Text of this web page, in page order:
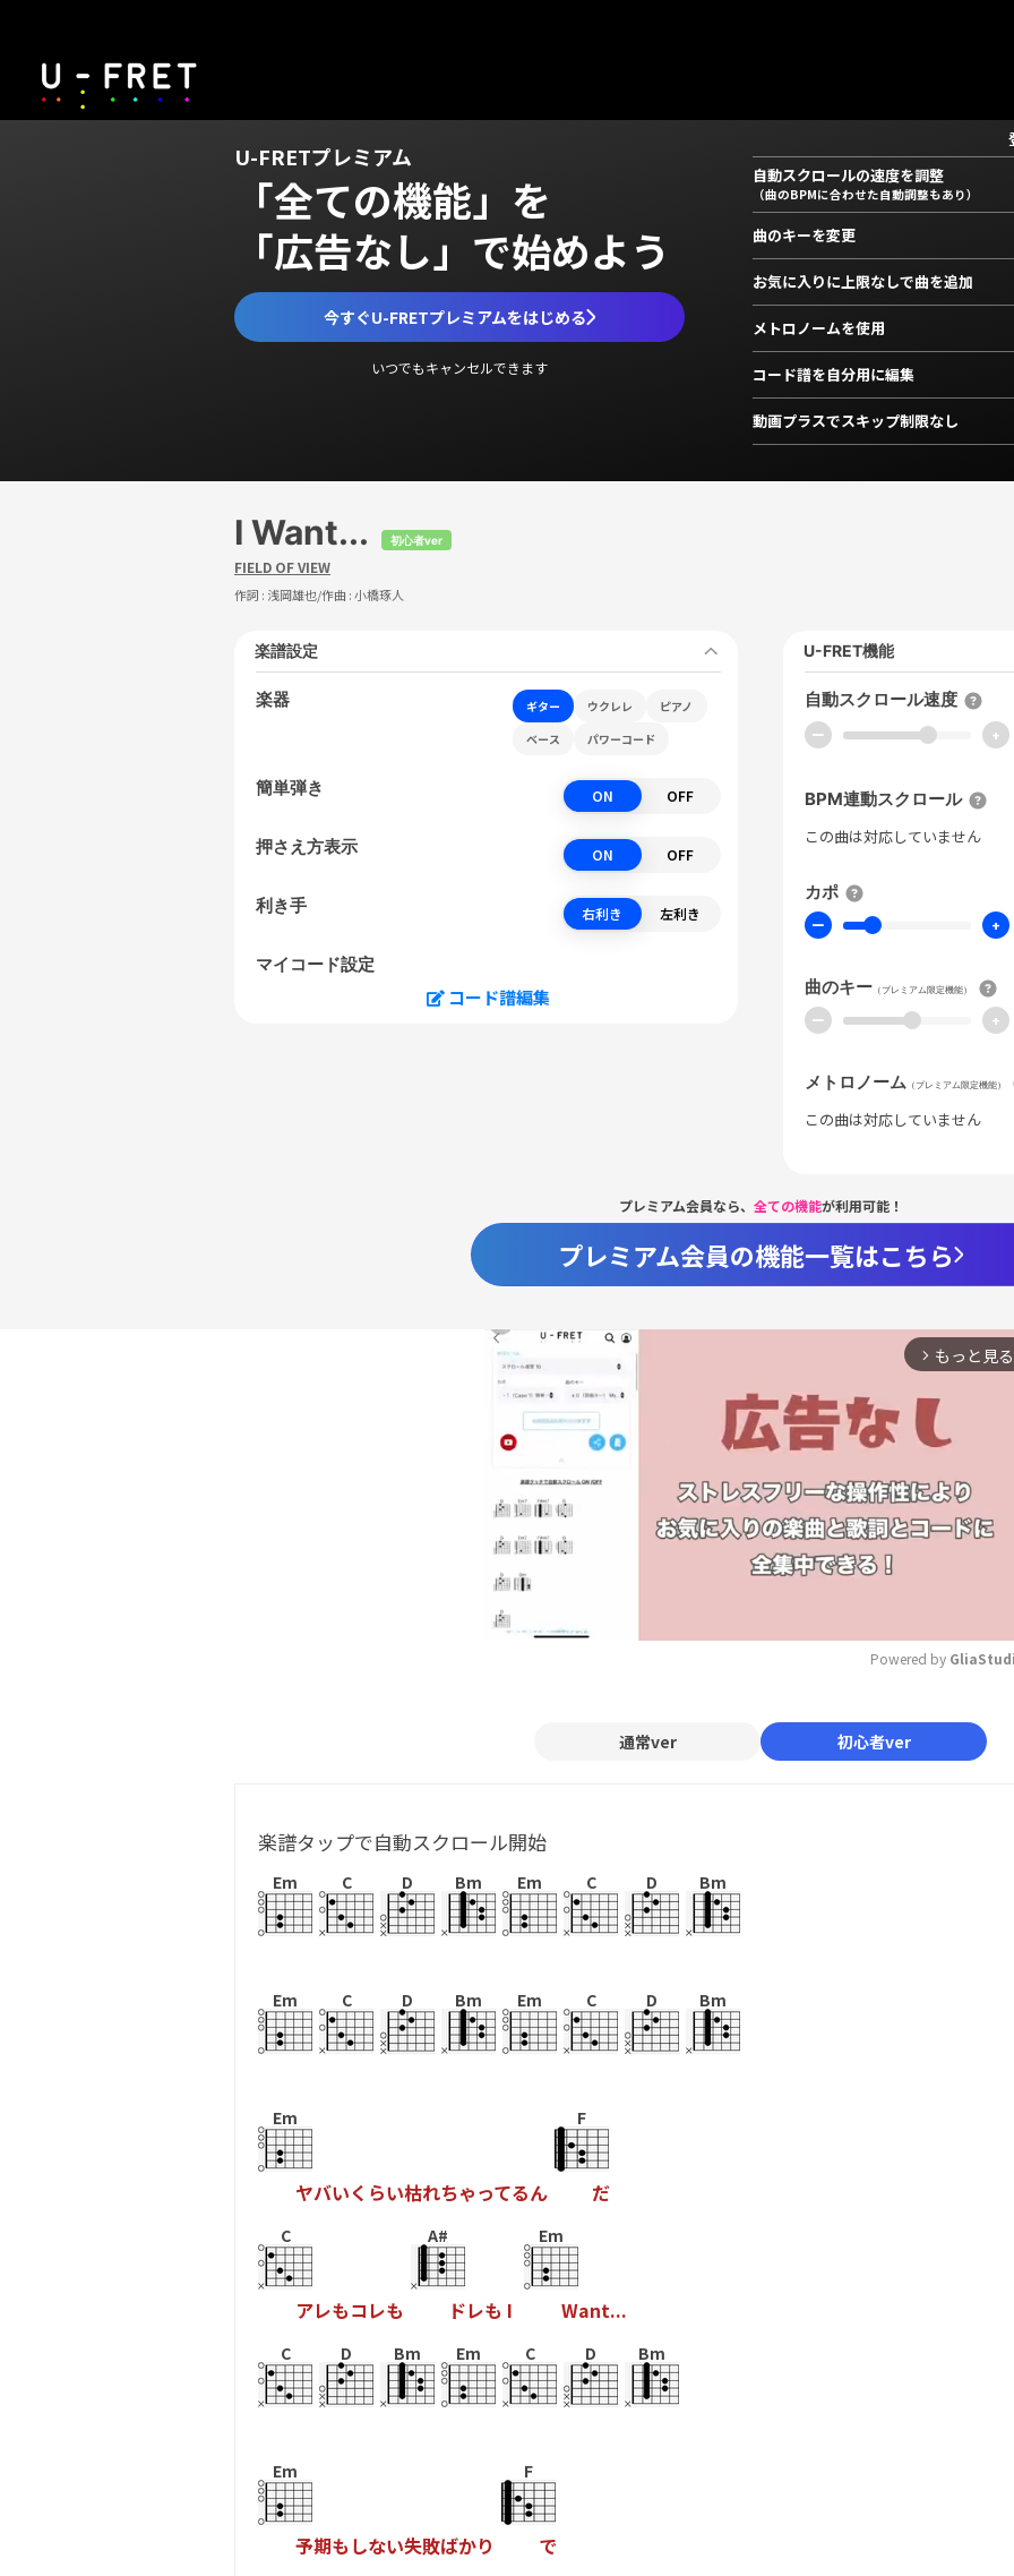
U-FRETプレミアム
「全ての機能」を
「広告なし」で始めよう
今すぐU-FRETプレミアムをはじめる
いつでもキャンセルできます
自動スクロールの速度を調整
（曲のBPMに合わせた自動調整もあり）
曲のキーを変更
お気に入りに上限なしで曲を追加
メトロノームを使用
コード譜を自分用に編集
動画プラスでスキップ制限なし
I Want... 初心者ver
FIELD OF VIEW
作詞 : 浅岡雄也/作曲 :小橋琢人
楽譜設定
楽器 ギター ウクレレ
ピアノ
ベース
パワーコード
簡単弾き ON OFF
押さえ方表示 ON OFF
利き手 右利き 左利き
マイコード設定
コード譜編集
U-FRET機能
自動スクロール速度
ー +
BPM連動スクロール
この曲は対応していません
カポ
ー +
曲のキー （プレミアム限定機能）
ー +
メトロノーム （プレミアム限定機能）
この曲は対応していません
プレミアム会員なら、 全ての機能が利用可能！
プレミアム会員の機能一覧はこちら
arrow_forward_ios もっと見る
Mute
Powered by
通常ver 初心者ver
楽譜タップで自動スクロール開始
Em C D Bm Em C D Bm
Em C D Bm Em C D Bm
Em
ヤバいく らい枯れちゃってるん
F
だ
C
アレもコ レも
A#
ドレも I
Em
Want...
C D Bm Em C D Bm
Em
予期もしない失敗ばかり
F
で